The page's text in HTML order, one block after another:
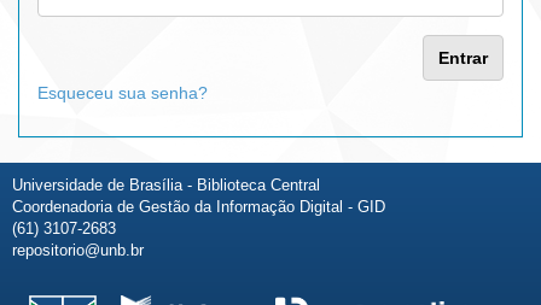
Esqueceu sua senha?
Universidade de Brasília - Biblioteca Central
Coordenadoria de Gestão da Informação Digital - GID
(61) 3107-2683
repositorio@unb.br